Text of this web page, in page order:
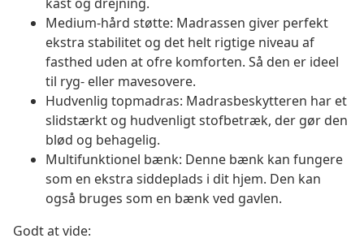
Medium-hård støtte: Madrassen giver perfekt
ekstra stabilitet og det helt rigtige niveau af
fasthed uden at ofre komforten. Så den er ideel
til ryg- eller mavesovere.
Hudvenlig topmadras: Madrasbeskytteren har et
slidstærkt og hudvenligt stofbetræk, der gør den
blød og behagelig.
Multifunktionel bænk: Denne bænk kan fungere
som en ekstra siddeplads i dit hjem. Den kan
også bruges som en bænk ved gavlen.
Godt at vide: